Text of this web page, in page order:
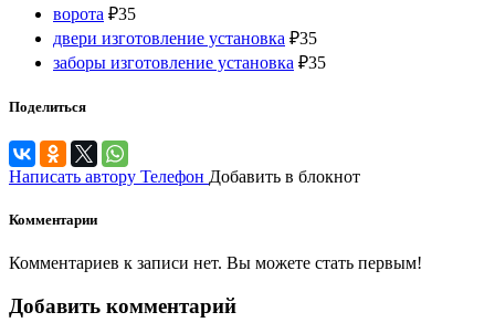
ворота ₽35
двери изготовление установка ₽35
заборы изготовление установка ₽35
Поделиться
Написать автору Телефон Добавить в блокнот
Комментарии
Комментариев к записи нет. Вы можете стать первым!
Добавить комментарий